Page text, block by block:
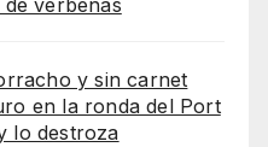
verbenas
y sin carnet
en la ronda del Port
lo destroza